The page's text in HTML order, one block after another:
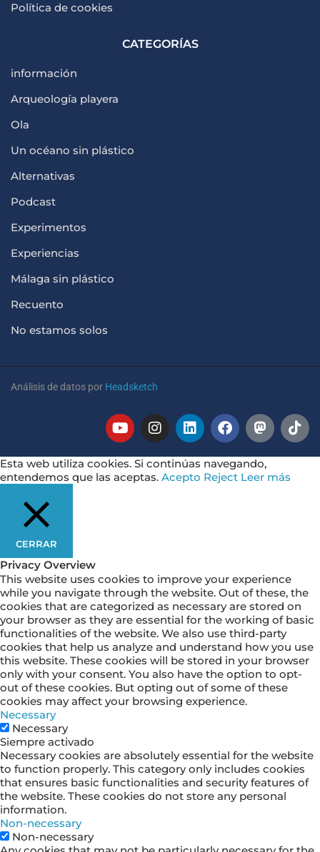
Política de cookies
CATEGORÍAS
información
Arqueología playera
Ola
Un océano sin plástico
Alternativas
Podcast
Experimentos
Experiencias
Málaga sin plástico
Recuento
No estamos solos
Análisis de datos por Headsketch
Esta web utiliza cookies. Si continúas navegando,
entendemos que las aceptas. Acepto Reject Leer más
CERRAR
Privacy Overview
This website uses cookies to improve your experience
while you navigate through the website. Out of these, the
cookies that are categorized as necessary are stored on
your browser as they are essential for the working of basic
functionalities of the website. We also use third-party
cookies that help us analyze and understand how you use
this website. These cookies will be stored in your browser
only with your consent. You also have the option to opt-
out of these cookies. But opting out of some of these
cookies may affect your browsing experience.
Necessary
Necessary
Siempre activado
Necessary cookies are absolutely essential for the website
to function properly. This category only includes cookies
that ensures basic functionalities and security features of
the website. These cookies do not store any personal
information.
Non-necessary
Non-necessary